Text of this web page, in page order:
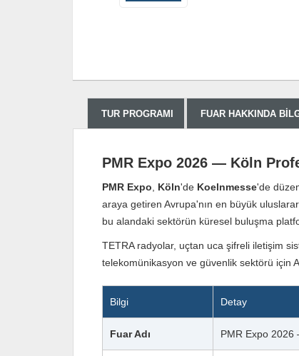
TUR PROGRAMI FUAR HAKKINDA
PMR Expo 2026 — Köln
PMR Expo Köln'de Koelnmesse'de
araya getiren Avrupa'nın en büyük
bu alandaki sektörün küresel buluşma
TETRA radyolar, uçtan uca şifreli iletişim
telekomünikasyon ve güvenlik sektörü için
Bilgi Detay
Fuar Adı PMR Expo 2026